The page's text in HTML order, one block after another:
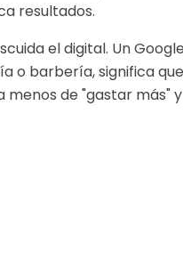
resultados.
el digital. Un
o barbería, significa
menos de "gastar más"